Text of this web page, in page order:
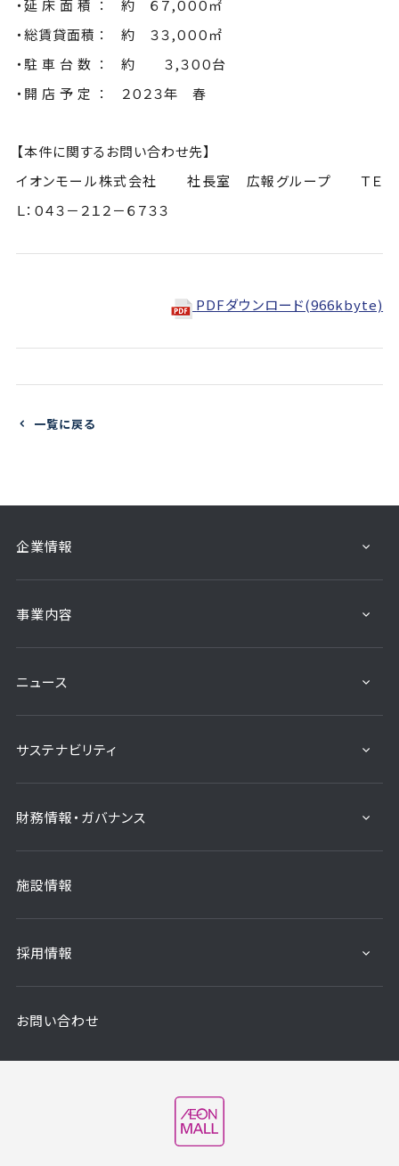
・延 床 面 積 ： 約 ６７,０００㎡
・総賃貸面積 ： 約 ３３,０００㎡
・駐 車 台 数 ： 約 ３,３００台
・開 店 予 定 ： ２０２３年 春
【本件に関するお問い合わせ先】
イオンモール株式会社 社長室 広報グループ ＴＥ
Ｌ：０４３－２１２－６７３３
PDFダウンロード(966kbyte)
一覧に戻る
企業情報
事業内容
ニュース
サステナビリティ
財務情報・ガバナンス
施設情報
採用情報
お問い合わせ